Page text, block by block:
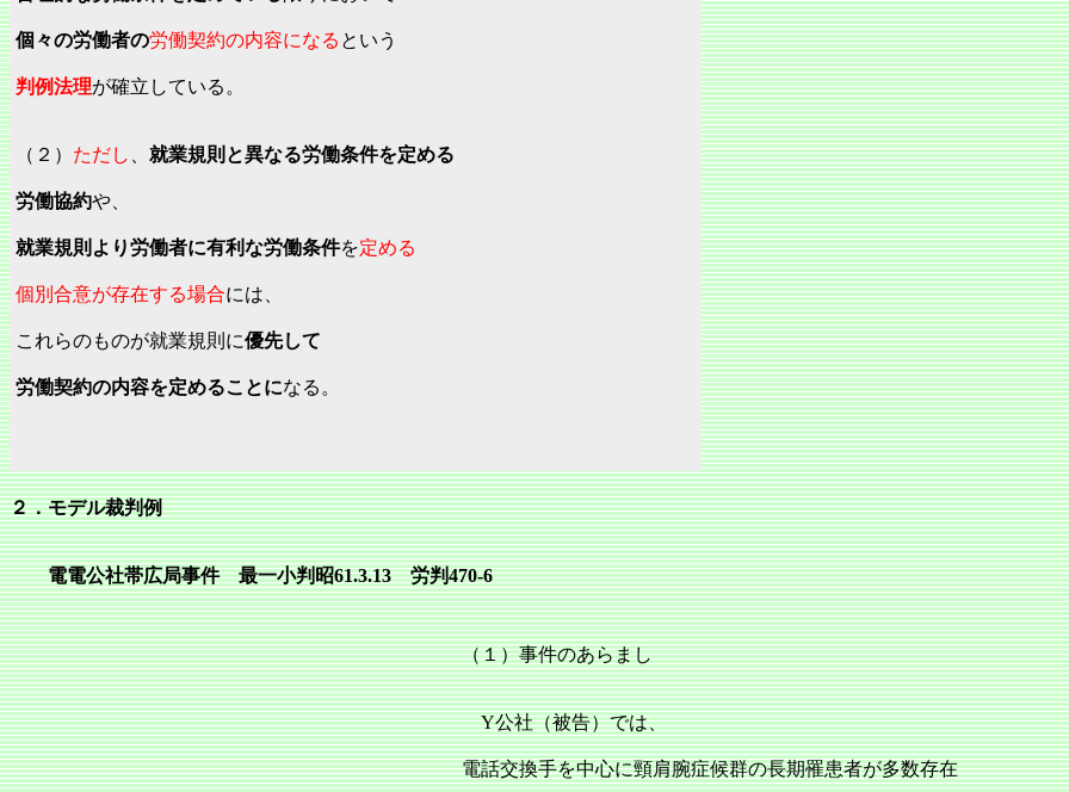
個々の労働者の労働契約の内容になる という
判例法理が確立している。
（２） ただし 就業規則と異なる労働条件を定める
労働協約や、
就業規則より労働者に有利な労働条件を定める
個別合意が存在する場合には、
これらのものが就業規則に優先して
労働契約の内容を定めることになる。
２．モデル裁判例
電電公社帯広局事件 最一小判昭61.3.13 労判470‐6
（１）事件のあらまし
Y公社（被告）では、
電話交換手を中心に頸肩腕症候群の長期罹患者が多数存在